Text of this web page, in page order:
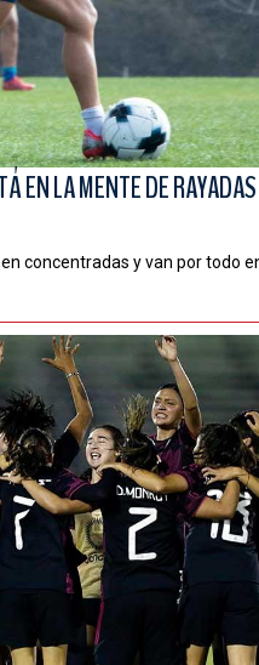
EN LA MENTE DE RAYADAS
concentradas y van por todo